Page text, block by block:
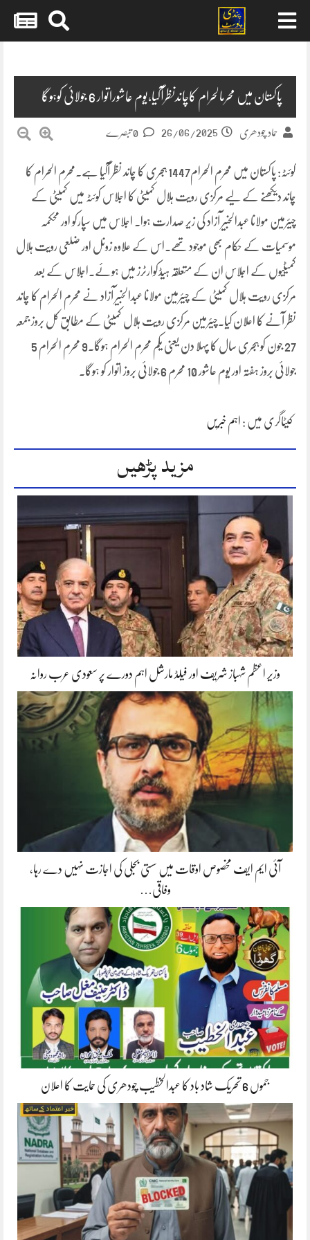
پاکستان میں محرمالحرام کاچاندنظرآگیا،یوم عاشوراتوار 6 جولائی کوہوگا
حماد چودھری 26/06/2025
کوئٹہ: پاکستان میں محرم الحرام1447 ہجری کا چاند نظر آگیا ہے۔محرم الحرام کا
چاند دیکھنے کے لیے مرکزی رویت ہلال کمیٹی کا اجلاس کوئٹہ میں کمیٹی کے
چیئرمین مولانا عبدالخبیر آزاد کی زیر صدارت ہوا۔ اجلاس میں سپارکو اور محکمہ
موسمیات کے حکام بھی موجود تھے۔اس کے علاوہ زونل اور ضلعی رویت ہلال
کمیٹیوں کے اجلاس ان کے متعلقہ ہیڈکوارٹرز میں ہوئے۔اجلاس کے بعد
مرکزی رویت ہلال کمیٹی کے چیئرمین مولانا عبدالخبیر آزاد نے محرم الحرام کا چاند
نظر آنے کا اعلان کیا۔چیئرمین مرکزی رویت ہلال کمیٹی کے مطابق کل بروز جمعہ
27 جون کو ہجری سال کا پہلا دن یعنی یکم محرم الحرام ہوگا۔9 محرم الحرام 5
جولائی بروز ہفتہ اور یوم عاشور 10 محرم 6 جولائی بروز اتوار کو ہوگا۔
کیٹاگری میں : اہم خبریں
مزید پڑھیں
وزیر اعظم شہباز شریف اور فیلڈ مارشل اہم دورے پر سعودی عرب روانہ
آئی ایم ایف مخصوص اوقات میں سستی بجلی کی اجازت نہیں دے رہا،
وفاقی…
جموں 6 تحریک شاد باد کا عبدالخطیب چودھری کی حمایت کا اعلان